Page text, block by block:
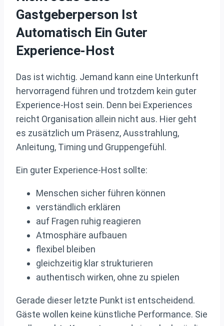
Gastgeberperson Ist
Automatisch Ein Guter
Experience-Host
Das ist wichtig. Jemand kann eine Unterkunft
hervorragend führen und trotzdem kein guter
Experience-Host sein. Denn bei Experiences
reicht Organisation allein nicht aus. Hier geht
es zusätzlich um Präsenz, Ausstrahlung,
Anleitung, Timing und Gruppengefühl.
Ein guter Experience-Host sollte:
Menschen sicher führen können
verständlich erklären
auf Fragen ruhig reagieren
Atmosphäre aufbauen
flexibel bleiben
gleichzeitig klar strukturieren
authentisch wirken, ohne zu spielen
Gerade dieser letzte Punkt ist entscheidend.
Gäste wollen keine künstliche Performance. Sie